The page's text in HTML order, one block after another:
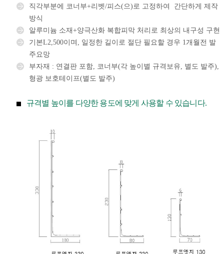
직각부분에 코너부+리벳/피스(으)로 고정하여 간단하게 제작
방식
알루미늄 소재+양극산화 복합피막 처리로 최상의 내구성 구현
기본L2,500이며, 일정한 길이로 절단 필요할 경우 1개월전 발
주요망
부자재 : 연결판 포함, 코너부(각 높이별 규격보유, 별도 발주),
형광 보호테이프(별도 발주)
규격별 높이를 다양한 용도에 맞게 사용할 수 있습니다.